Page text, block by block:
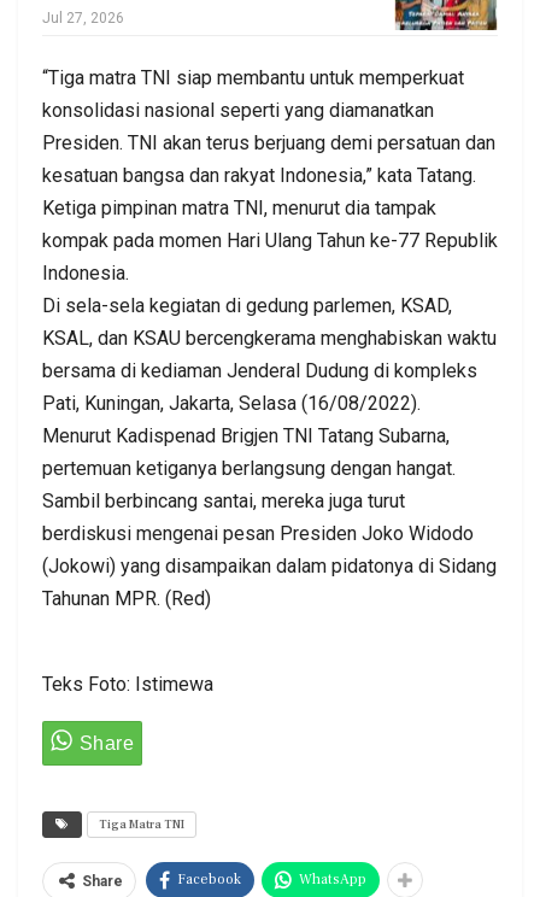
Jul 27, 2026
“Tiga matra TNI siap membantu untuk memperkuat
konsolidasi nasional seperti yang diamanatkan
Presiden. TNI akan terus berjuang demi persatuan dan
kesatuan bangsa dan rakyat Indonesia,” kata Tatang.
Ketiga pimpinan matra TNI, menurut dia tampak
kompak pada momen Hari Ulang Tahun ke-77 Republik
Indonesia.
Di sela-sela kegiatan di gedung parlemen, KSAD,
KSAL, dan KSAU bercengkerama menghabiskan waktu
bersama di kediaman Jenderal Dudung di kompleks
Pati, Kuningan, Jakarta, Selasa (16/08/2022).
Menurut Kadispenad Brigjen TNI Tatang Subarna,
pertemuan ketiganya berlangsung dengan hangat.
Sambil berbincang santai, mereka juga turut
berdiskusi mengenai pesan Presiden Joko Widodo
(Jokowi) yang disampaikan dalam pidatonya di Sidang
Tahunan MPR. (Red)
Teks Foto: Istimewa
Tiga Matra TNI
Share Facebook WhatsApp